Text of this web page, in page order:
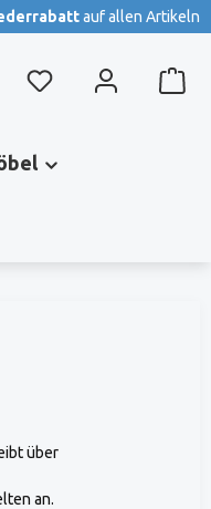
auf allen Artikeln
Du hast 0 Produkte
über
an.